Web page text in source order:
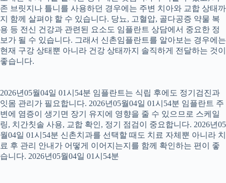
존 브릿지나 틀니를 사용하던 경우에는 주변 치아와 교합 상태까
지 함께 살펴야 할 수 있습니다. 당뇨, 고혈압, 골다공증 약물 복
용 등 전신 건강과 관련된 요소도 임플란트 상담에서 중요한 정
보가 될 수 있습니다. 그래서 신촌임플란트를 알아보는 경우에는
현재 구강 상태뿐 아니라 건강 상태까지 솔직하게 전달하는 것이
좋습니다.
2026년05월04일 01시54분 임플란트는 식립 후에도 정기검진과
잇몸 관리가 필요합니다. 2026년05월04일 01시54분 임플란트 주
변에 염증이 생기면 장기 유지에 영향을 줄 수 있으므로 스케일
링, 치간칫솔 사용, 교합 확인, 정기 점검이 중요합니다. 2026년05
월04일 01시54분 신촌치과를 선택할 때도 치료 자체뿐 아니라 치
료 후 관리 안내가 어떻게 이어지는지를 함께 확인하는 편이 좋
습니다. 2026년05월04일 01시54분